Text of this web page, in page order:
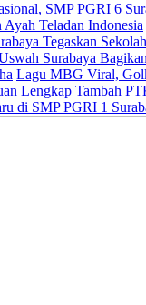
SMP PGRI 6
Ayah Teladan Indonesia
Tegaskan
Surabaya
Lagu MBG Viral,
Lengkap Tambah
di SMP PGRI 1